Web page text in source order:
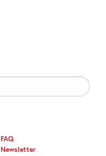
FAQ
Newsletter